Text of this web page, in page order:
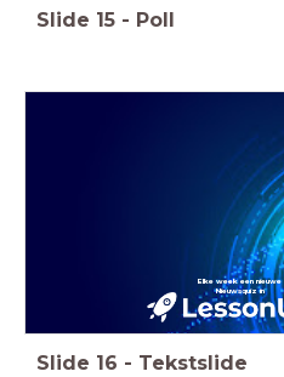
Slide 15 - Poll
Elke week een nieuwe
Nieuwsquiz in
Slide 16 - Tekstslide